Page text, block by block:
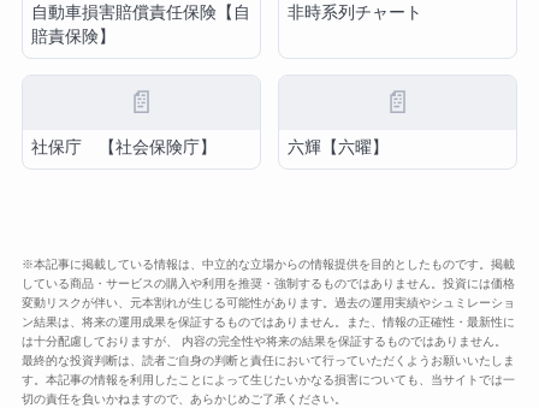
自動車損害賠償責任保険【自
賠責保険】
非時系列チャート
📄
社保庁 【社会保険庁】
📄
六輝【六曜】
※本記事に掲載している情報は、中立的な立場からの情報提供を目的としたものです。掲載
している商品・サービスの購入や利用を推奨・強制するものではありません。投資には価格
変動リスクが伴い、元本割れが生じる可能性があります。過去の運用実績やシュミレーショ
ン結果は、将来の運用成果を保証するものではありません。また、情報の正確性・最新性に
は十分配慮しておりますが、 内容の完全性や将来の結果を保証するものではありません。
最終的な投資判断は、読者ご自身の判断と責任において行っていただくようお願いいたしま
す。本記事の情報を利用したことによって生じたいかなる損害についても、当サイトでは一
切の責任を負いかねますので、あらかじめご了承ください。